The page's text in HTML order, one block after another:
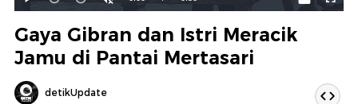
Hidup
ini
Gaya Gibran dan Istri Meracik
Jamu di Pantai Mertasari
detikUpdate